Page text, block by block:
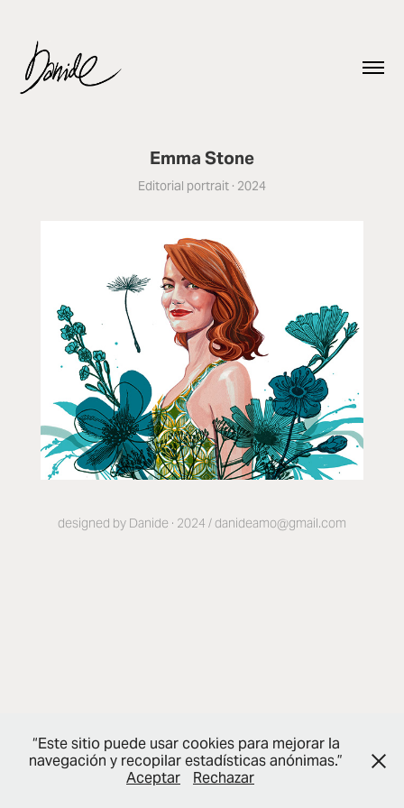
Emma Stone
Editorial portrait · 2024
designed by Danide · 2024 / danideamo@gmail.com
“Este sitio puede usar cookies para mejorar la
navegación y recopilar estadísticas anónimas.”
Aceptar
Rechazar